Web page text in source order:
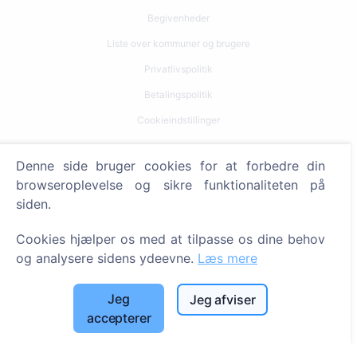
Begivenheder
Liste over kommuner og brugere
Privatlivspolitik
Betalingspolitik
Cookieindstillinger
Søg efter afdøde
Tjenester
Kontakt
SIA "CEMETY", LV40103618951
Denne side bruger cookies for at forbedre din
browseroplevelse og sikre funktionaliteten på
siden.
Cookies hjælper os med at tilpasse os dine behov
og analysere sidens ydeevne. Læs mere
Jeg
accepterer
Jeg afviser